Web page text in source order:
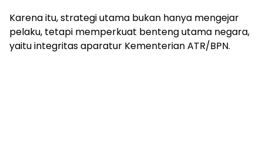
Karena itu, strategi utama bukan hanya mengejar
pelaku, tetapi memperkuat benteng utama negara,
yaitu integritas aparatur Kementerian ATR/BPN.